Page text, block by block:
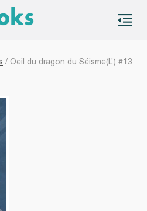
/ Oeil du dragon du Séisme(L’) #13